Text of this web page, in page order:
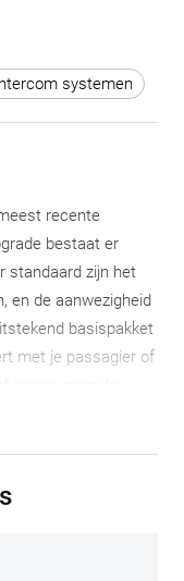
systemen
recente
bestaat er
standaard zijn het
en de aanwezigheid
basispakket
met je passagier of
In de
De 40mm-HD-